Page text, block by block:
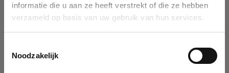
informatie die u aan ze heeft verstrekt of die ze hebben
verzameld op basis van uw gebruik van hun services.
Noodzakelijk
You can search a company in our database by name, VAT or
enterprise ID. When a company is selected it will auto-complete the
form. If you don't find your company in our database, you can create
Ok